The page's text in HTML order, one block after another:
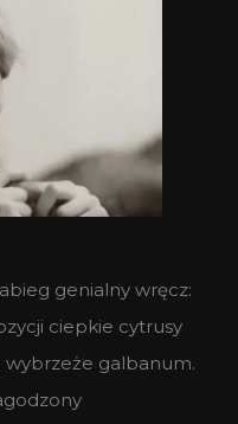
genialny wręcz:
ciepkie cytrusy
wybrzeże galbanum.